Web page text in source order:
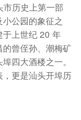
历史上第一部
公园的象征之
于上世纪 20 年
曾侄孙、潮梅矿
四大酒楼之一。
更是汕头开埠历